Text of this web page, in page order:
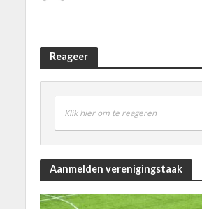
Reageer
Klik hier om te reageren
Aanmelden verenigingstaak